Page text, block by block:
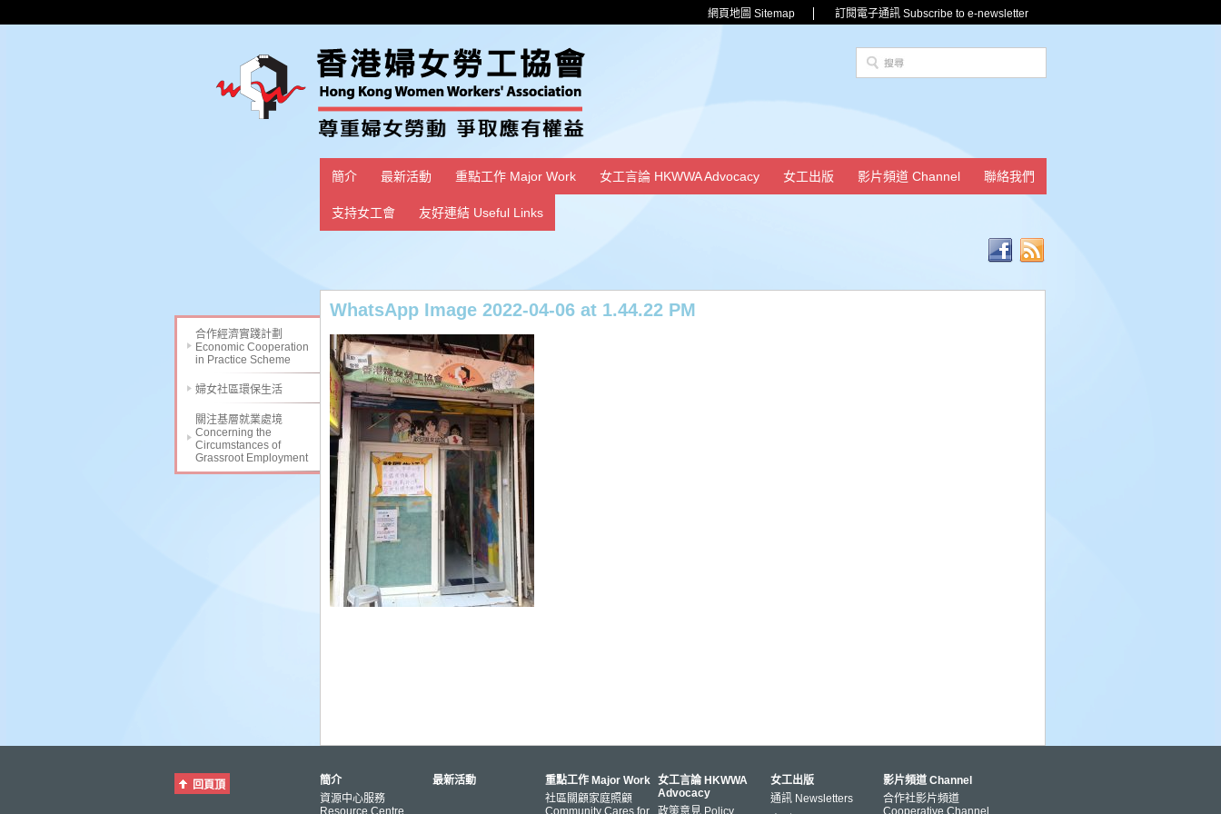
網頁地圖 Sitemap 訂閱電子通訊 Subscribe to e-newsletter
簡介 最新活動 重點工作 Major Work 女工言論 HKWWA Advocacy 女工出版 影片頻道 Channel 聯絡我們
支持女工會 友好連結 Useful Links
合作經濟實踐計劃
Economic Cooperation
in Practice Scheme
婦女社區環保生活
關注基層就業處境
Concerning the
Circumstances of
Grassroot Employment
WhatsApp Image 2022-04-06 at 1.44.22 PM
回頁頂
簡介
資源中心服務
Resource Centre
最新活動
重點工作 Major Work
社區關顧家庭照顧
Community Cares for
女工言論 HKWWA
Advocacy
政策意見 Policy
女工出版
通訊 Newsletters
影片頻道 Channel
合作社影片頻道
Cooperative Channel